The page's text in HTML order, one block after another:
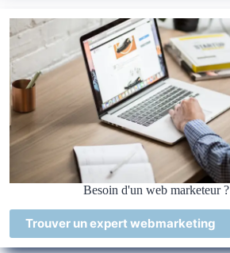
Besoin d'un web marketeur ?
Trouver un expert webmarketing